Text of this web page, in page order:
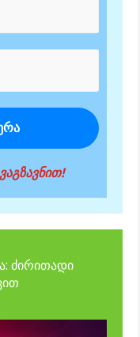
ძირითადი